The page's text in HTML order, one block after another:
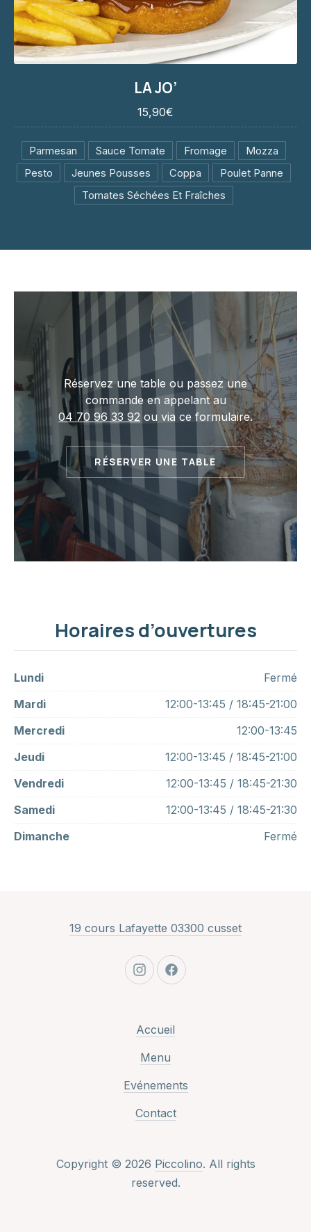
LA JO’
15,90€
Parmesan Sauce Tomate Fromage
Mozza
Pesto
Jeunes Pousses Coppa
Poulet Panne
Tomates Séchées Et Fraîches
Réservez une table ou passez une
commande en appelant au
04 70 96 33 92 ou via ce formulaire.
RÉSERVER UNE TABLE
Horaires d’ouvertures
Lundi
Fermé
Mardi
12:00-13:45 / 18:45-21:00
Mercredi
12:00-13:45
Jeudi
12:00-13:45 / 18:45-21:00
Vendredi
12:00-13:45 / 18:45-21:30
Samedi
12:00-13:45 / 18:45-21:30
Dimanche
Fermé
19 cours Lafayette 03300 cussetNew Window
New WindowNew Window
Accueil
Menu
Evénements
Contact
Copyright © 2026 Piccolino. All rights
reserved.
PREVIOUS